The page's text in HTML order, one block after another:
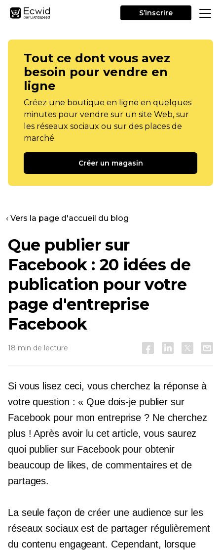
S’inscrire
Tout ce dont vous avez
besoin pour vendre en
ligne
Créez une boutique en ligne en quelques
minutes pour vendre sur un site Web, sur
les réseaux sociaux ou sur des places de
marché.
Créer un magasin
‹ Vers la page d'accueil du blog
Que publier sur
Facebook : 20 idées de
publication pour votre
page d'entreprise
Facebook
18 min de lecture
Si vous lisez ceci, vous cherchez la réponse à
votre question : « Que dois-je publier sur
Facebook pour mon entreprise ? Ne cherchez
plus ! Après avoir lu cet article, vous saurez
quoi publier sur Facebook pour obtenir
beaucoup de likes, de commentaires et de
partages.
La seule façon de créer une audience sur les
réseaux sociaux est de partager régulièrement
du contenu engageant. Cependant, lorsque